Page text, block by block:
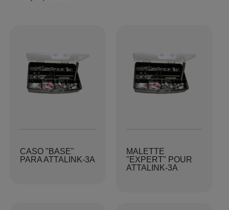
CASO "BASE"
PARA ATTALINK-3A
MALETTE
"EXPERT" POUR
ATTALINK-3A